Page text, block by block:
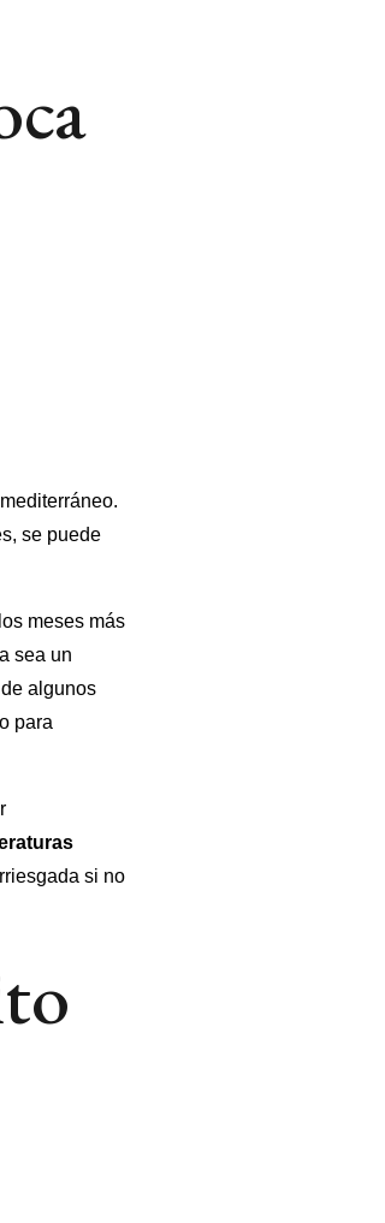
se puede
meses más
sea un
algunos
para
si no